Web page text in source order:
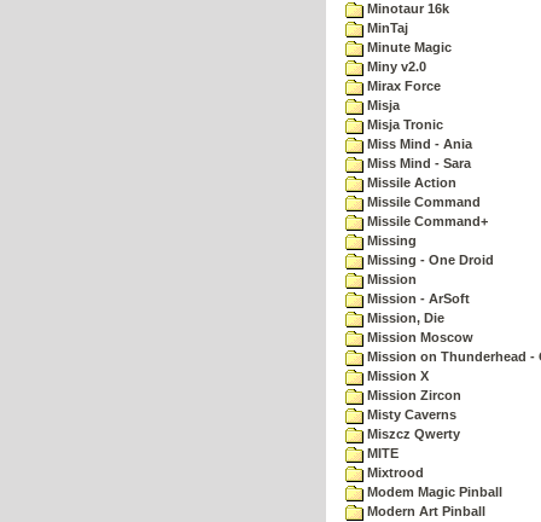
Minotaur 16k
MinTaj
Minute Magic
Miny v2.0
Mirax Force
Misja
Misja Tronic
Miss Mind - Ania
Miss Mind - Sara
Missile Action
Missile Command
Missile Command+
Missing
Missing - One Droid
Mission
Mission - ArSoft
Mission, Die
Mission Moscow
Mission on Thunderhead -
Mission X
Mission Zircon
Misty Caverns
Miszcz Qwerty
MITE
Mixtrood
Modem Magic Pinball
Modern Art Pinball